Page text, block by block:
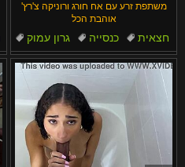
משתפת זרע עם אח חורג ורוניקה צ'רץ'
אוהבת הכל
גרון עמוק כנסייה
חצאית
קטנטנות
מציצות